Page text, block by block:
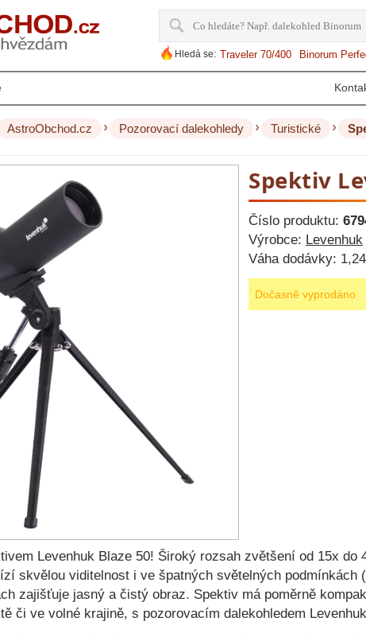
Hledá se: Traveler 70/400 Binorum
AstroObchod.cz › Pozorovací dalekohledy › Turistické ›
Spektiv
Číslo produktu:
Výrobce: Levenhuk
Váha dodávky:
Dočasně vyprodáno
Levenhuk Blaze 50! Široký rozsah zvětšení od 15x
skvělou viditelnost i ve špatných světelných
zajišťuje jasný a čistý obraz. Spektiv má poměrně
či ve volné krajině, s pozorovacím dalekohledem